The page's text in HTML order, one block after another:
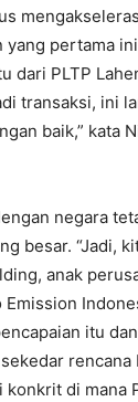
pertama
dari PLTP
transaksi, ini
baik,” kata
negara
besar. “Jadi,
anak
itu
konkrit di